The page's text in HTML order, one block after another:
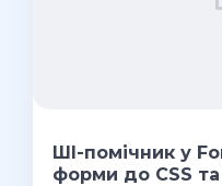
ШІ-помічник у
форми до CSS